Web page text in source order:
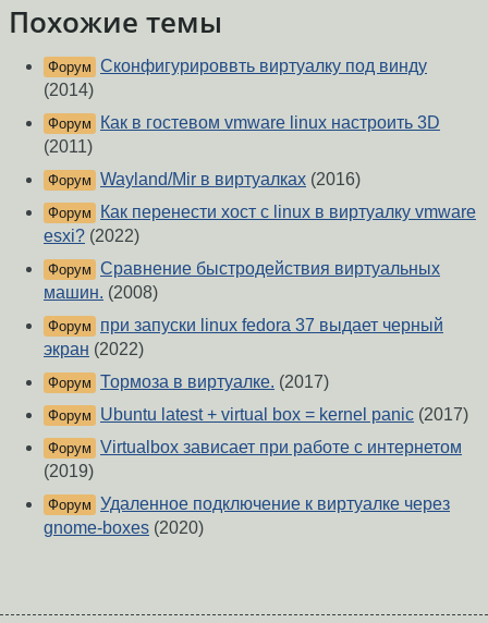
Похожие темы
Форум Сконфигурироввть виртуалку под винду
(2014)
Форум
Как в гостевом vmware linux настроить 3D
(2011)
Форум Wayland/Mir в виртуалках (2016)
Форум
Как перенести хост с linux в виртуалку vmware
esxi? (2022)
Форум Сравнение быстродействия виртуальных
машин. (2008)
Форум
при запуски linux fedora 37 выдает черный
экран (2022)
Форум Тормоза в виртуалке. (2017)
Форум Ubuntu latest + virtual box = kernel panic (2017)
Форум Virtualbox зависает при работе с интернетом
(2019)
Форум Удаленное подключение к виртуалке через
gnome-boxes (2020)